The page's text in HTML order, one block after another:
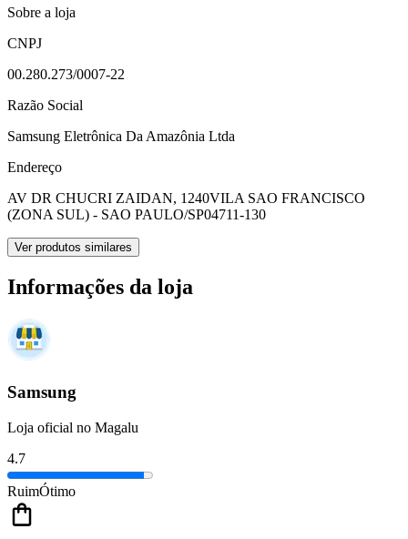
Sobre a loja
CNPJ
00.280.273/0007-22
Razão Social
Samsung Eletrônica Da Amazônia Ltda
Endereço
AV DR CHUCRI ZAIDAN, 1240VILA SAO FRANCISCO
(ZONA SUL) - SAO PAULO/SP04711-130
Ver produtos similares
Informações da loja
Samsung
Loja oficial no Magalu
4.7
RuimÓtimo